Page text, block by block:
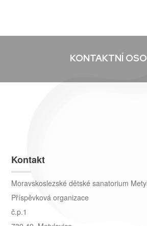
KONTAKTNÍ
Kontakt
Moravskoslezské dětské sanatorium
Příspěvková organizace
č.p.1